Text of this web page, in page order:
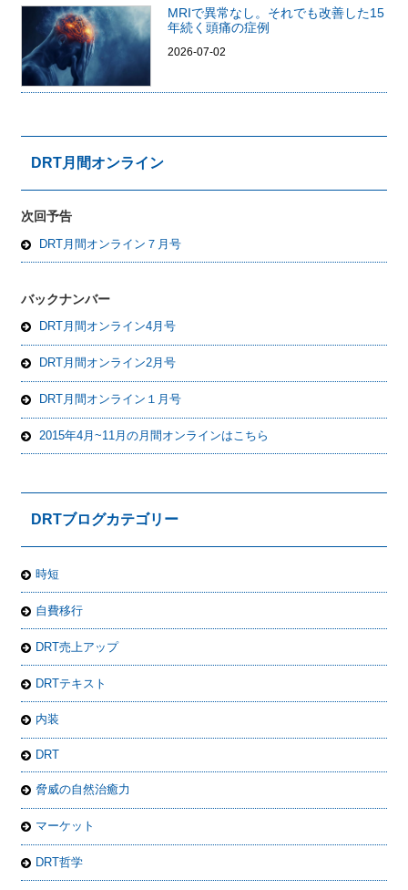
MRIで異常なし。それでも改善した15
年続く頭痛の症例
2026-07-02
DRT月間オンライン
次回予告
DRT月間オンライン７月号
バックナンバー
DRT月間オンライン4月号
DRT月間オンライン2月号
DRT月間オンライン１月号
2015年4月~11月の月間オンラインはこちら
DRTブログカテゴリー
時短
自費移行
DRT売上アップ
DRTテキスト
内装
DRT
脅威の自然治癒力
マーケット
DRT哲学